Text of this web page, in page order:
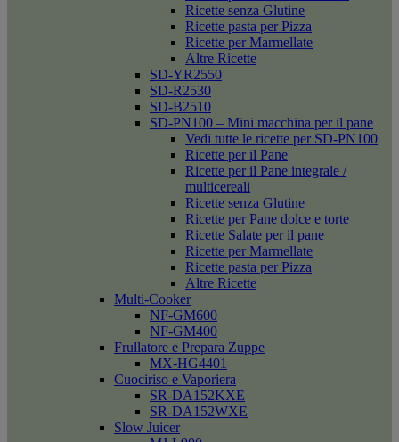
Ricette senza Glutine
Ricette pasta per Pizza
Ricette per Marmellate
Altre Ricette
SD-YR2550
SD-R2530
SD-B2510
SD-PN100 – Mini macchina per il pane
Vedi tutte le ricette per SD-PN100
Ricette per il Pane
Ricette per il Pane integrale /
multicereali
Ricette senza Glutine
Ricette per Pane dolce e torte
Ricette Salate per il pane
Ricette per Marmellate
Ricette pasta per Pizza
Altre Ricette
Multi-Cooker
NF-GM600
NF-GM400
Frullatore e Prepara Zuppe
MX-HG4401
Cuociriso e Vaporiera
SR-DA152KXE
SR-DA152WXE
Slow Juicer